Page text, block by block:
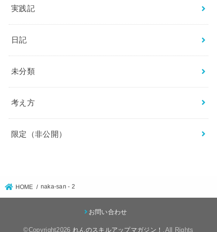
実践記
日記
未分類
考え方
限定（非公開）
HOME naka-san - 2
お問い合わせ
©Copyright2026 れんのスキルアップマガジン！ .All Rights